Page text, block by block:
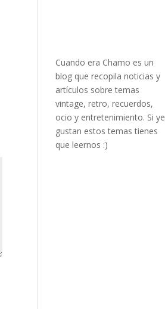
Cuando era Chamo es un
blog que recopila noticias y
artículos sobre temas
vintage, retro, recuerdos,
ocio y entretenimiento. Si ye
gustan estos temas tienes
que leernos :)